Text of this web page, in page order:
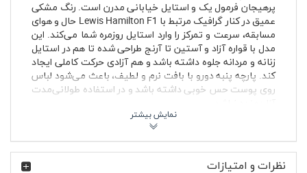
پرهیجان فرمول یک و استایل خیابانی مدرن است. رنگ مشکی
عمیق در کنار گرافیک مرتبط با Lewis Hamilton F1 حال و هوای
مسابقه، سرعت و تمرکز را وارد استایل روزمره شما می‌کند. این
مدل با قواره آزاد و آستین تا آرنج طراحی شده تا هم در استایل
زنانه و مردانه جلوه داشته باشد و هم آزادی حرکت کاملی ایجاد
کند. پارچه پنبه دورو با بافت نرم و لطیف، باعث می‌شود لباس
روی پوست حس خوبی داشته باشد و در استفاده طولانی‌مدت
لوئیس همیلتون یکی از پرافتخارترین رانندگان تاریخ فرمول
موتوراسپرت گره خورده. طرح Lewis Hamilton F1 روی این
تیشرت، ادای احترامی به همین جهان پرآدرنالین است؛ جهانی
نظرات و امتیازات